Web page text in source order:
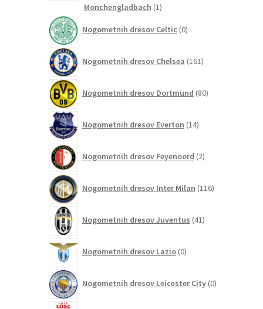
Monchengladbach 11
Nogometnih dresov Celtic 0izdelkov
Nogometnih dresov Chelsea 161izdelkov
Nogometnih dresov Dortmund 80izdelkov
Nogometnih dresov Everton 14izdelkov
Nogometnih dresov Feyenoord 2izdelka
Nogometnih dresov Inter Milan 116izdelkov
Nogometnih dresov Juventus 41izdelkov
Nogometnih dresov Lazio 0izdelkov
Nogometnih dresov Leicester City 0izdelkov